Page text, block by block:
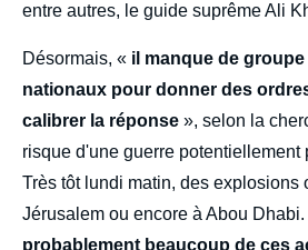
entre autres, le guide suprême Ali
Désormais, « il manque de
nationaux pour donner des
calibrer la réponse », selon la
risque d'une guerre potentiellement
Très tôt lundi matin, des explosions
Jérusalem ou encore à Abou Dhabi.
probablement beaucoup de ces